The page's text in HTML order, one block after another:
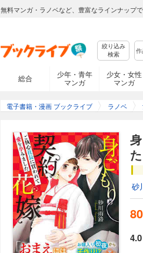
無料マンガ・ラノベなど、豊富なラインナップ
絞り込み
検索
総合
少年・青年
マンガ
少女・女性
マンガ
電子書籍・漫画 ブックライブ ラノベ
砂
4.0